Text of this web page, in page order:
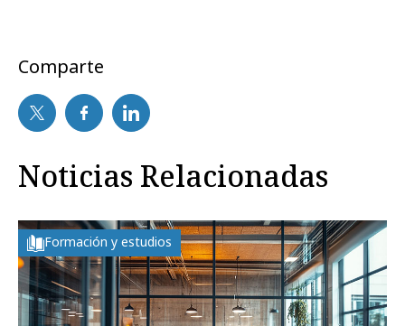
Comparte
Noticias Relacionadas
Formación y estudios